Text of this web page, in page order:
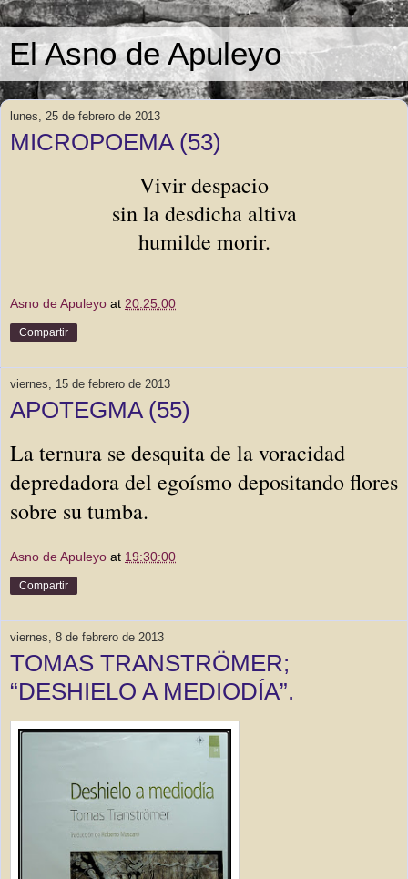
El Asno de Apuleyo
lunes, 25 de febrero de 2013
MICROPOEMA (53)
Vivir despacio
sin la desdicha altiva
humilde morir.
Asno de Apuleyo at 20:25:00
Compartir
viernes, 15 de febrero de 2013
APOTEGMA (55)
La ternura se desquita de la voracidad
depredadora del egoísmo depositando flores
sobre su tumba.
Asno de Apuleyo at 19:30:00
Compartir
viernes, 8 de febrero de 2013
TOMAS TRANSTRÖMER;
“DESHIELO A MEDIODÍA”.